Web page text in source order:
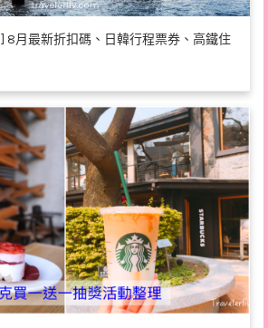
8月最新折扣碼、日韓行程票券、高鐵住